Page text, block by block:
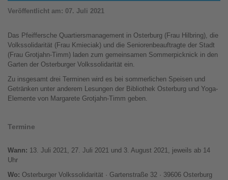
Veröffentlicht am: 07. Juli 2021
Das Pfeiffersche Quartiersmanagement in Osterburg (Frau Hilbring), die
Volkssolidarität (Frau Kmieciak) und die Seniorenbeauftragte der Stadt
(Frau Grotjahn-Timm) laden zum gemeinsamen Sommerpicknick in den
Garten der Osterburger Volkssolidarität ein.
Zu insgesamt drei Terminen wird es bei sommerlichen Speisen und
Getränken unter anderem Lesungen der Bibliothek Osterburg und Yoga-
Elemente von Margarete Grotjahn-Timm geben.
Termine
Wann: 13. Juli 2021, 27. Juli 2021 und 3. August 2021, jeweils ab 14
Uhr
Wo: Osterburger Volkssolidarität · Gartenstraße 32 · 39606 Osterburg